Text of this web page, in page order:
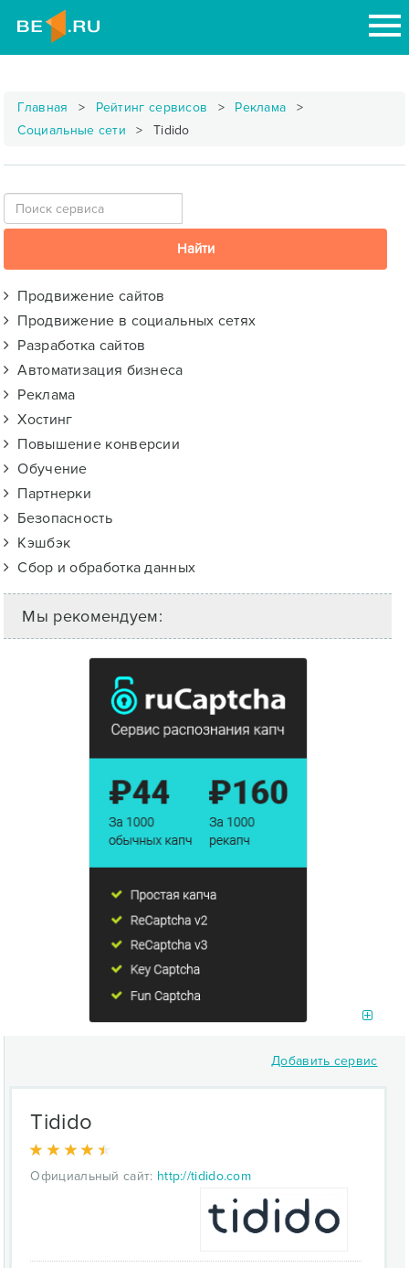
Главная Рейтинг сервисов
Реклама
Социальные сети
Tidido
Продвижение сайтов
Продвижение в социальных сетях
Разработка сайтов
Автоматизация бизнеса
Реклама
Хостинг
Повышение конверсии
Обучение
Партнерки
Безопасность
Кэшбэк
Сбор и обработка данных
Мы рекомендуем:
Добавить сервис
Tidido
Официальный сайт: http://tidido.com